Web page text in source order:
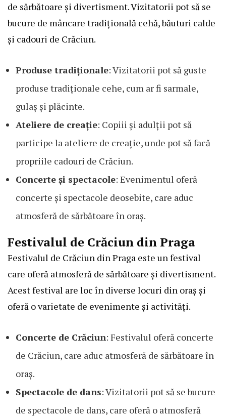
de sărbătoare și divertisment. Vizitatorii pot să se
bucure de mâncare tradițională cehă, băuturi calde
și cadouri de Crăciun.
Produse tradiționale: Vizitatorii pot să guste
produse tradiționale cehe, cum ar fi sarmale,
gulaș și plăcinte.
Ateliere de creație: Copiii și adulții pot să
participe la ateliere de creație, unde pot să facă
propriile cadouri de Crăciun.
Concerte și spectacole: Evenimentul oferă
concerte și spectacole deosebite, care aduc
atmosferă de sărbătoare în oraș.
Festivalul de Crăciun din Praga
Festivalul de Crăciun din Praga este un festival
care oferă atmosferă de sărbătoare și divertisment.
Acest festival are loc în diverse locuri din oraș și
oferă o varietate de evenimente și activități.
Concerte de Crăciun: Festivalul oferă concerte
de Crăciun, care aduc atmosferă de sărbătoare în
oraș.
Spectacole de dans: Vizitatorii pot să se bucure
de spectacole de dans, care oferă o atmosferă